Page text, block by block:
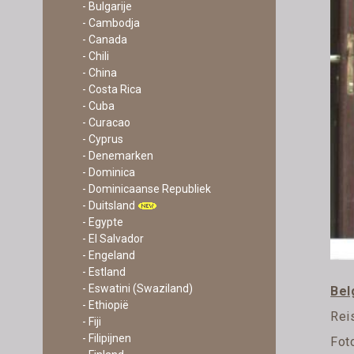
- Bulgarije
- Cambodja
- Canada
- Chili
- China
- Costa Rica
- Cuba
- Curacao
- Cyprus
- Denemarken
- Dominica
- Dominicaanse Republiek
- Duitsland
- Egypte
- El Salvador
- Engeland
- Estland
- Eswatini (Swaziland)
- Ethiopië
- Fiji
- Filipijnen